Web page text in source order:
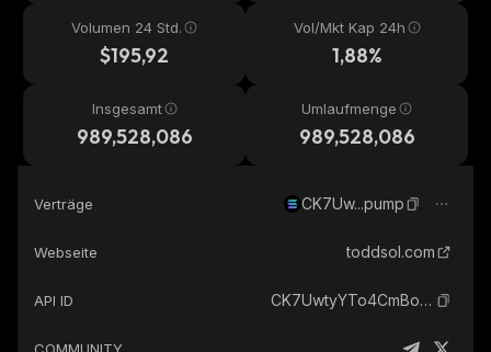
Volumen 24 Std.
$195,92
Vol/Mkt Kap 24h
1,88%
Insgesamt
989,528,086
Umlaufmenge
989,528,086
Verträge CK7Uw...pump
Webseite toddsol.com
API ID CK7UwtyYTo4CmBohCF9RhF6mCNDxnLMcZsCqouP9pump_solana